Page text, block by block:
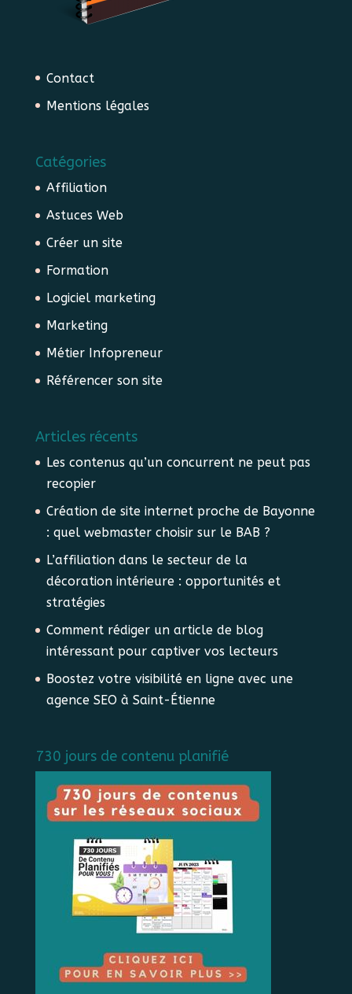
Contact
Mentions légales
Catégories
Affiliation
Astuces Web
Créer un site
Formation
Logiciel marketing
Marketing
Métier Infopreneur
Référencer son site
Articles récents
Les contenus qu’un concurrent ne peut pas
recopier
Création de site internet proche de Bayonne
: quel webmaster choisir sur le BAB ?
L’affiliation dans le secteur de la
décoration intérieure : opportunités et
stratégies
Comment rédiger un article de blog
intéressant pour captiver vos lecteurs
Boostez votre visibilité en ligne avec une
agence SEO à Saint-Étienne
730 jours de contenu planifié